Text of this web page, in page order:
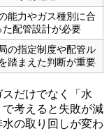
能力やガス種別に合
た配管設計が必要
の指定制度や配管ル
踏まえた判断が重要
だけでなく「水
考えると失敗が減
の取り回しが変わ